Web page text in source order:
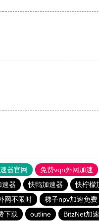
器官网 免费vqn外网加速
速器 快鸭加速器 快柠檬
网不限时 梯子npv加速免费
下载 outline BitzNet加